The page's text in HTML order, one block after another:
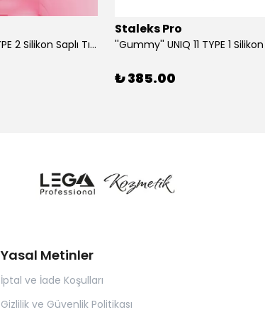
''Gummy'' UNIQ 10 TYPE 2 Silikon Saplı Tırnak Eti İtici (Dar Yuvarlak + Yamuk İtici)
Staleks Pro
₺ 385.00
Yasal Metinler
İptal ve İade Koşulları
Gizlilik ve Güvenlik Politikası